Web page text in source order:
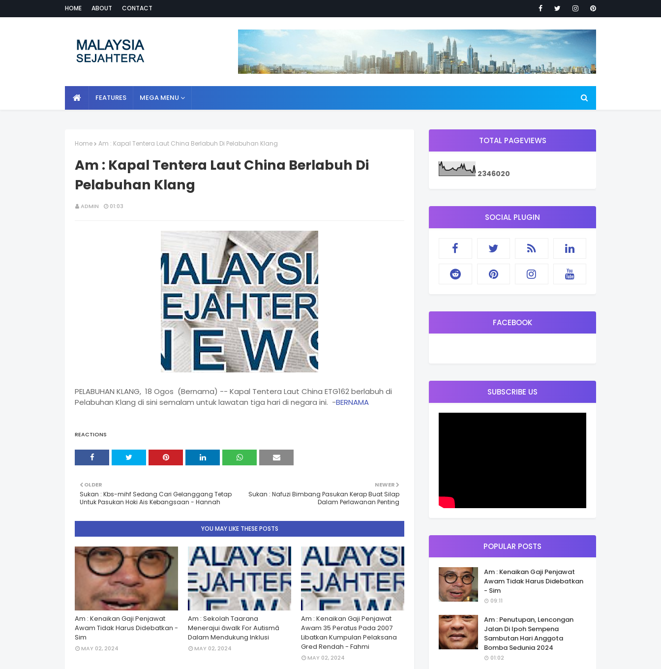
HOME ABOUT CONTACT
FEATURES MEGA MENU
Home Am : Kapal Tentera Laut China Berlabuh Di Pelabuhan Klang
Am : Kapal Tentera Laut China Berlabuh Di
Pelabuhan Klang
ADMIN 01:03
PELABUHAN KLANG, 18 Ogos (Bernama) -- Kapal Tentera Laut China ETG162 berlabuh di
Pelabuhan Klang di sini semalam untuk lawatan tiga hari di negara ini. -BERNAMA
REACTIONS
NEWER
Sukan : Nafuzi Bimbang Pasukan Kerap Buat Silap
Dalam Perlawanan Penting
OLDER
Sukan : Kbs-mihf Sedang Cari Gelanggang Tetap
Untuk Pasukan Hoki Ais Kebangsaan - Hannah
YOU MAY LIKE THESE POSTS
Am : Kenaikan Gaji Penjawat
Awam Tidak Harus Didebatkan -
Sim
MAY 02, 2024
Am : Sekolah Taarana
Menerajui âwalk For Autismâ
Dalam Mendukung Inklusi
MAY 02, 2024
Am : Kenaikan Gaji Penjawat
Awam 35 Peratus Pada 2007
Libatkan Kumpulan Pelaksana
Gred Rendah - Fahmi
MAY 02, 2024
TOTAL PAGEVIEWS
2346020
SOCIAL PLUGIN
FACEBOOK
SUBSCRIBE US
POPULAR POSTS
Am : Kenaikan Gaji Penjawat
Awam Tidak Harus Didebatkan
- Sim
09:11
Am : Penutupan, Lencongan
Jalan Di Ipoh Sempena
Sambutan Hari Anggota
Bomba Sedunia 2024
01:02